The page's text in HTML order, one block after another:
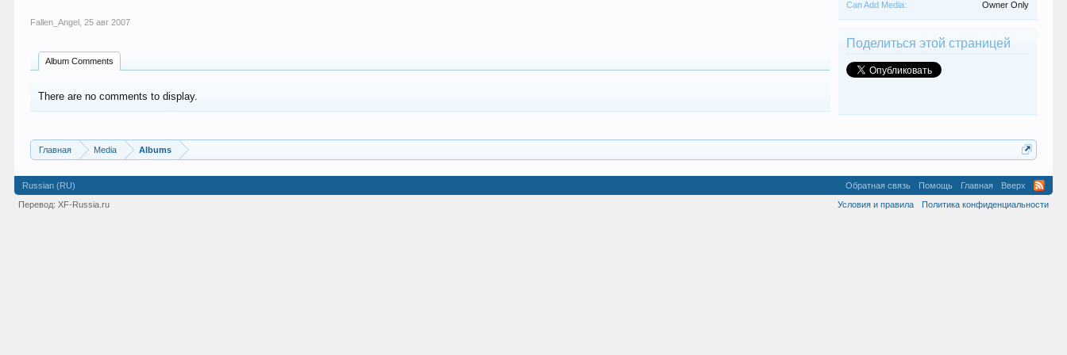
Fallen_Angel ,25 авг 2007
Album Comments
There are no comments to display.
Can Add Media:
Owner Only
Поделиться этой страницей
Главная Media Albums
Russian (RU) Обратная связь Помощь Главная
Вверх
Условия и правила
Политика конфиденциальности
Перевод:XF-Russia.ru